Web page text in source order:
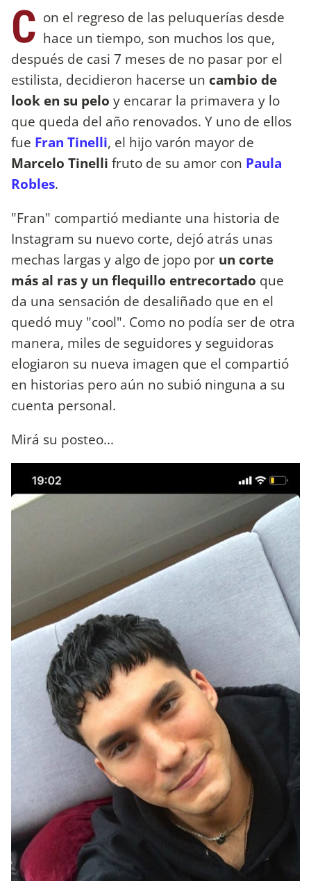
C on el regreso de las peluquerías desde
hace un tiempo, son muchos los que,
después de casi 7 meses de no pasar por el
estilista, decidieron hacerse un cambio de
look en su pelo y encarar la primavera y lo
que queda del año renovados. Y uno de ellos
fue Fran Tinelli, el hijo varón mayor de
Marcelo Tinelli fruto de su amor con Paula
Robles.
"Fran" compartió mediante una historia de
Instagram su nuevo corte, dejó atrás unas
mechas largas y algo de jopo por un corte
más al ras y un flequillo entrecortado que
da una sensación de desaliñado que en el
quedó muy "cool". Como no podía ser de otra
manera, miles de seguidores y seguidoras
elogiaron su nueva imagen que el compartió
en historias pero aún no subió ninguna a su
cuenta personal.
Mirá su posteo...